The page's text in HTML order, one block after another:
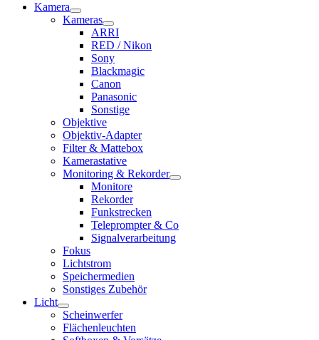
Kamera
Kameras
ARRI
RED / Nikon
Sony
Blackmagic
Canon
Panasonic
Sonstige
Objektive
Objektiv-Adapter
Filter & Mattebox
Kamerastative
Monitoring & Rekorder
Monitore
Rekorder
Funkstrecken
Teleprompter & Co
Signalverarbeitung
Fokus
Lichtstrom
Speichermedien
Sonstiges Zubehör
Licht
Scheinwerfer
Flächenleuchten